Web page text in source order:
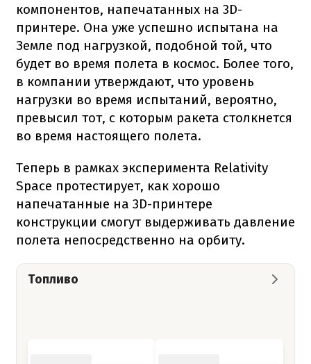
компонентов, напечатанных на 3D-
принтере. Она уже успешно испытана на
Земле под нагрузкой, подобной той, что
будет во время полета в космос. Более того,
в компании утверждают, что уровень
нагрузки во время испытаний, вероятно,
превысил тот, с которым ракета столкнется
во время настоящего полета.
Теперь в рамках эксперимента Relativity
Space протестирует, как хорошо
напечатанные на 3D-принтере
конструкции смогут выдерживать давление
полета непосредственно на орбиту.
Топливо